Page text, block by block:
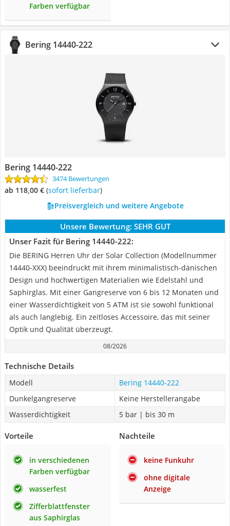
Farben verfügbar
Bering 14440-222
Bering 14440-222
3474 Bewertungen
ab 118,00 € ( Sofort lieferbar)
Preisvergleich und weitere Angebote
Unsere Bewertung: SEHR GUT
Unser Fazit für Bering 14440-222:
Die BERING Herren Uhr der Solar Collection (Modellnummer
14440-XXX) beeindruckt mit ihrem minimalistisch-dänischen
Design und hochwertigen Materialien wie Edelstahl und
Saphirglas. Mit einer Gangreserve von 6 bis 12 Monaten und
einer Wasserdichtigkeit von 5 ATM ist sie sowohl funktional
als auch langlebig. Ein zeitloses Accessoire, das mit seiner
Optik und Qualität überzeugt.
08/2026
Technische Details
Modell
Bering 14440-222
Dunkelgangreserve
Keine Herstellerangabe
Wasserdichtigkeit
5 bar | bis 30 m
Vorteile
in verschiedenen
Farben verfügbar
wasserfest
Zifferblattfenster
aus Saphirglas
Nachteile
keine Funkuhr
ohne digitale
Anzeige